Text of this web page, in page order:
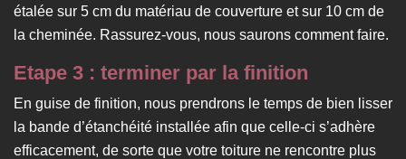
étalée sur 5 cm du matériau de couverture et sur 10 cm de
la cheminée. Rassurez-vous, nous saurons comment faire.
Etape 3 : terminer par la finition
En guise de finition, nous prendrons le temps de bien lisser
la bande d’étanchéité installée afin que celle-ci s’adhère
efficacement, de sorte que votre toiture ne rencontre plus